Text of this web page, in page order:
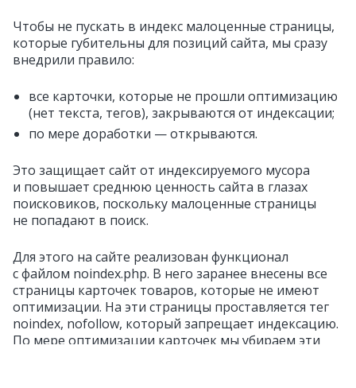
Чтобы не пускать в индекс малоценные страницы,
которые губительны для позиций сайта, мы сразу
внедрили правило:
все карточки, которые не прошли оптимизацию
(нет текста, тегов), закрываются от индексации;
по мере доработки — открываются.
Это защищает сайт от индексируемого мусора
и повышает среднюю ценность сайта в глазах
поисковиков, поскольку малоценные страницы
не попадают в поиск.
Для этого на сайте реализован функционал
с файлом noindex.php. В него заранее внесены все
страницы карточек товаров, которые не имеют
оптимизации. На эти страницы проставляется тег
noindex, nofollow, который запрещает индексацию.
По мере оптимизации карточек мы убираем эти